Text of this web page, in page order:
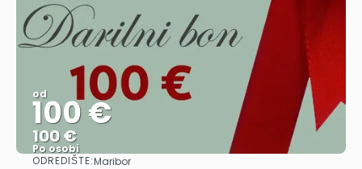
od
100 €
100 €
Po osobi
ODREDIŠTE:Maribor